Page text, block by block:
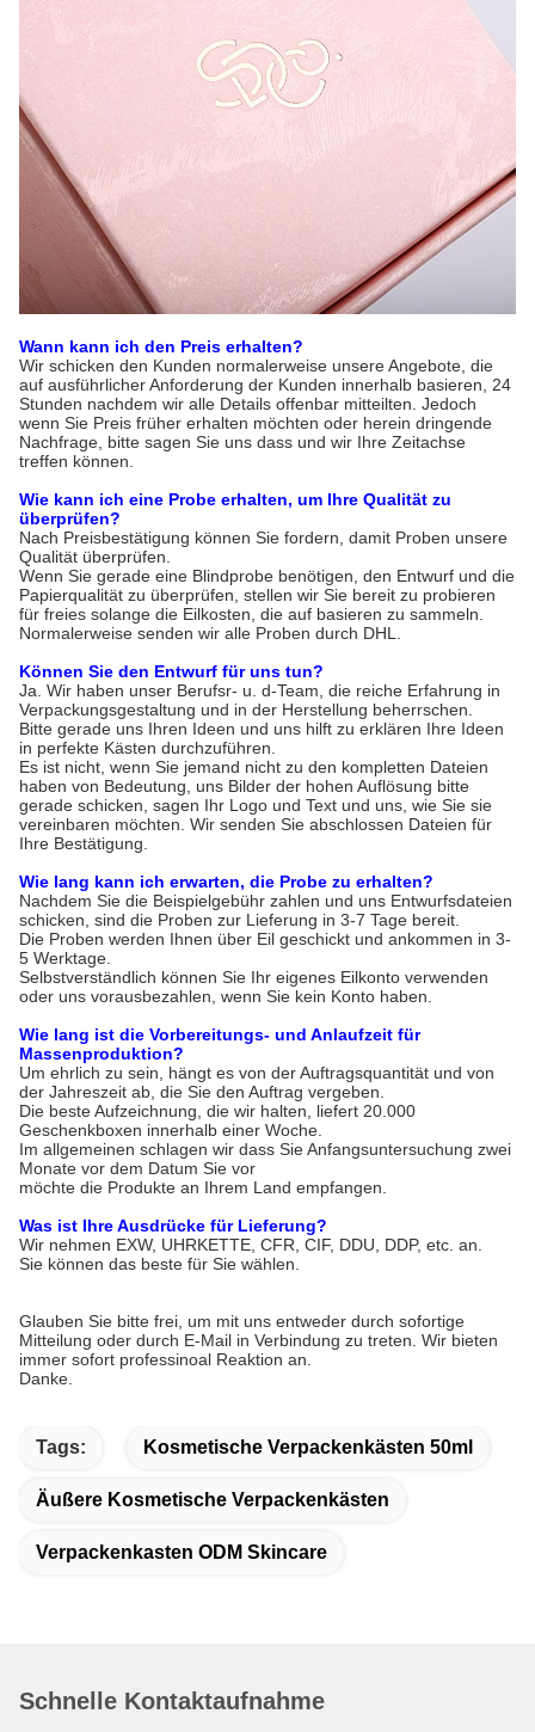
Wann kann ich den Preis erhalten?
Wir schicken den Kunden normalerweise unsere Angebote, die
auf ausführlicher Anforderung der Kunden innerhalb basieren, 24
Stunden nachdem wir alle Details offenbar mitteilten. Jedoch
wenn Sie Preis früher erhalten möchten oder herein dringende
Nachfrage, bitte sagen Sie uns dass und wir Ihre Zeitachse
treffen können.
Wie kann ich eine Probe erhalten, um Ihre Qualität zu
überprüfen?
Nach Preisbestätigung können Sie fordern, damit Proben unsere
Qualität überprüfen.
Wenn Sie gerade eine Blindprobe benötigen, den Entwurf und die
Papierqualität zu überprüfen, stellen wir Sie bereit zu probieren
für freies solange die Eilkosten, die auf basieren zu sammeln.
Normalerweise senden wir alle Proben durch DHL.
Können Sie den Entwurf für uns tun?
Ja. Wir haben unser Berufsr- u. d-Team, die reiche Erfahrung in
Verpackungsgestaltung und in der Herstellung beherrschen.
Bitte gerade uns Ihren Ideen und uns hilft zu erklären Ihre Ideen
in perfekte Kästen durchzuführen.
Es ist nicht, wenn Sie jemand nicht zu den kompletten Dateien
haben von Bedeutung, uns Bilder der hohen Auflösung bitte
gerade schicken, sagen Ihr Logo und Text und uns, wie Sie sie
vereinbaren möchten. Wir senden Sie abschlossen Dateien für
Ihre Bestätigung.
Wie lang kann ich erwarten, die Probe zu erhalten?
Nachdem Sie die Beispielgebühr zahlen und uns Entwurfsdateien
schicken, sind die Proben zur Lieferung in 3-7 Tage bereit.
Die Proben werden Ihnen über Eil geschickt und ankommen in 3-
5 Werktage.
Selbstverständlich können Sie Ihr eigenes Eilkonto verwenden
oder uns vorausbezahlen, wenn Sie kein Konto haben.
Wie lang ist die Vorbereitungs- und Anlaufzeit für
Massenproduktion?
Um ehrlich zu sein, hängt es von der Auftragsquantität und von
der Jahreszeit ab, die Sie den Auftrag vergeben.
Die beste Aufzeichnung, die wir halten, liefert 20.000
Geschenkboxen innerhalb einer Woche.
Im allgemeinen schlagen wir dass Sie Anfangsuntersuchung zwei
Monate vor dem Datum Sie vor
möchte die Produkte an Ihrem Land empfangen.
Was ist Ihre Ausdrücke für Lieferung?
Wir nehmen EXW, UHRKETTE, CFR, CIF, DDU, DDP, etc. an.
Sie können das beste für Sie wählen.
Glauben Sie bitte frei, um mit uns entweder durch sofortige
Mitteilung oder durch E-Mail in Verbindung zu treten. Wir bieten
immer sofort professinoal Reaktion an.
Danke.
Tags: Kosmetische Verpackenkästen 50ml
Äußere Kosmetische Verpackenkästen
Verpackenkasten ODM Skincare
Schnelle Kontaktaufnahme